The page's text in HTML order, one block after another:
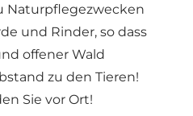
Naturpflegezwecken
und Rinder, so dass
offener Wald
zu den Tieren!
Sie vor Ort!